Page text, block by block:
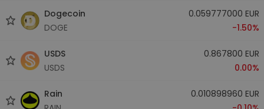
Dogecoin
DOGE
0.059777000 EUR
-1.50%
USDS
USDS
0.867800 EUR
0.00%
Rain
0.010898960 EUR